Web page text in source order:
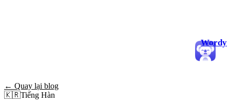
Wordy
← Quay lại blog
🇰🇷Tiếng Hàn